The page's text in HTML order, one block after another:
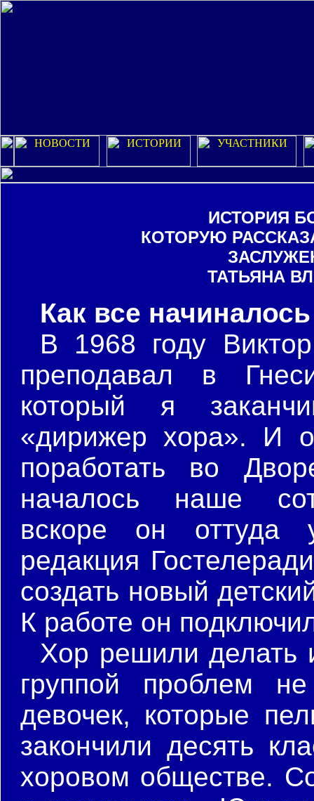
ИСТОРИЯ
КОТОРУЮ
ТАТЬЯНА
Как все начиналось
В 1968 году
преподавал в
который я
«дирижер хора». И
поработать во
началось наше
вскоре он
редакция
создать новый
К работе он
Хор решили делать
группой проблем
девочек, которые
закончили десять
хоровом обществе.